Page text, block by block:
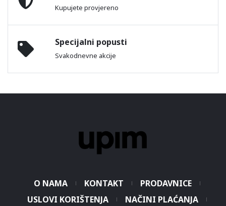
Kupujete provjereno
Specijalni popusti
Svakodnevne akcije
O NAMA KONTAKT
PRODAVNICE
USLOVI KORIŠTENJA
NAČINI PLAĆANJA